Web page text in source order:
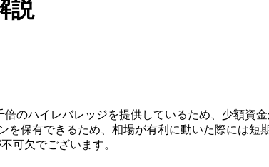
説
のハイレバレッジを提供しているため、少額資
を保有できるため、相場が有利に動いた際には
可欠でございます。